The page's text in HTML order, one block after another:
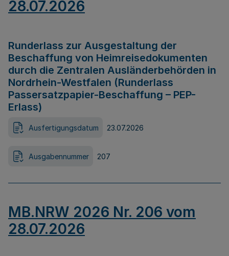
28.07.2026
Runderlass zur Ausgestaltung der
Beschaffung von Heimreisedokumenten
durch die Zentralen Ausländerbehörden in
Nordrhein-Westfalen (Runderlass
Passersatzpapier-Beschaffung – PEP-
Erlass)
Ausfertigungsdatum 23.07.2026
Ausgabennummer 207
MB.NRW 2026 Nr. 206 vom
28.07.2026